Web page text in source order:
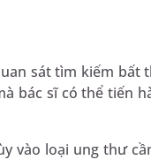
sát tìm kiếm bất
bác sĩ có thể tiến
vào loại ung thư